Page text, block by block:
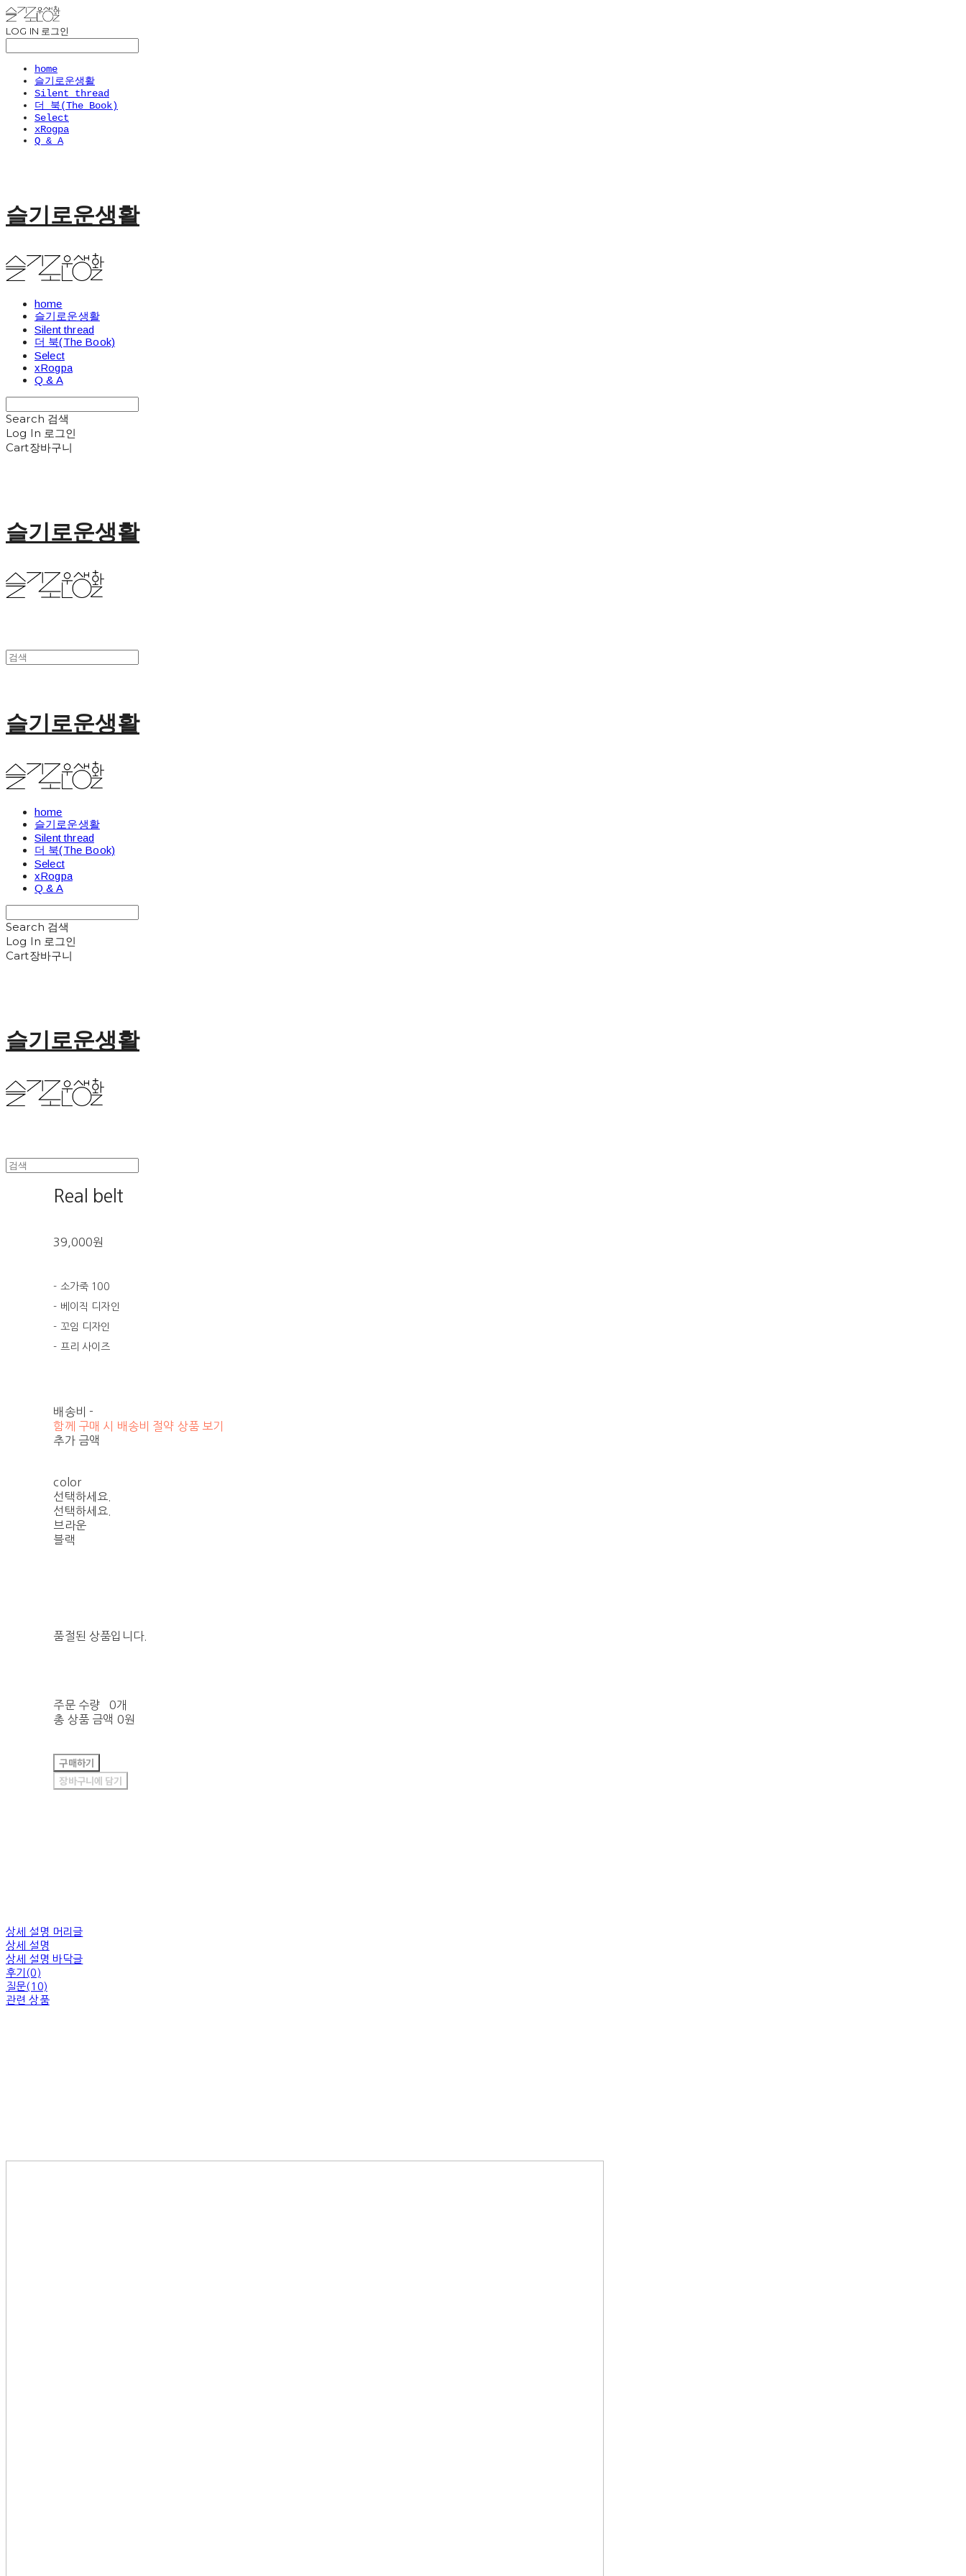
LOG IN 로그인
home
슬기로운생활
Silent thread
더 북(The Book)
Select
xRogpa
Q & A
슬기로운생활
home
슬기로운생활
Silent thread
더 북(The Book)
Select
xRogpa
Q & A
Search 검색
Log In 로그인
Cart장바구니
슬기로운생활
슬기로운생활
home
슬기로운생활
Silent thread
더 북(The Book)
Select
xRogpa
Q & A
Search 검색
Log In 로그인
Cart장바구니
슬기로운생활
Real belt
39,000원
- 소가죽 100
- 베이직 디자인
- 꼬임 디자인
- 프리 사이즈
배송비 -
함께 구매 시 배송비 절약 상품 보기
추가 금액
color
선택하세요.
선택하세요.
브라운
블랙
품절된 상품입니다.
주문 수량
0개
총 상품 금액 0원
구매하기
장바구니에 담기
상세 설명 머리글
상세 설명
상세 설명 바닥글
후기(0)
질문(10)
관련 상품